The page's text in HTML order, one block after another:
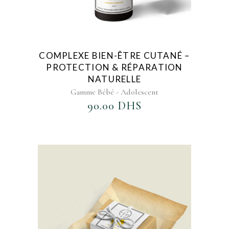
COMPLEXE BIEN-ÊTRE CUTANÉ –
PROTECTION & RÉPARATION
NATURELLE
Gamme Bébé - Adolescent
90.00 DHS